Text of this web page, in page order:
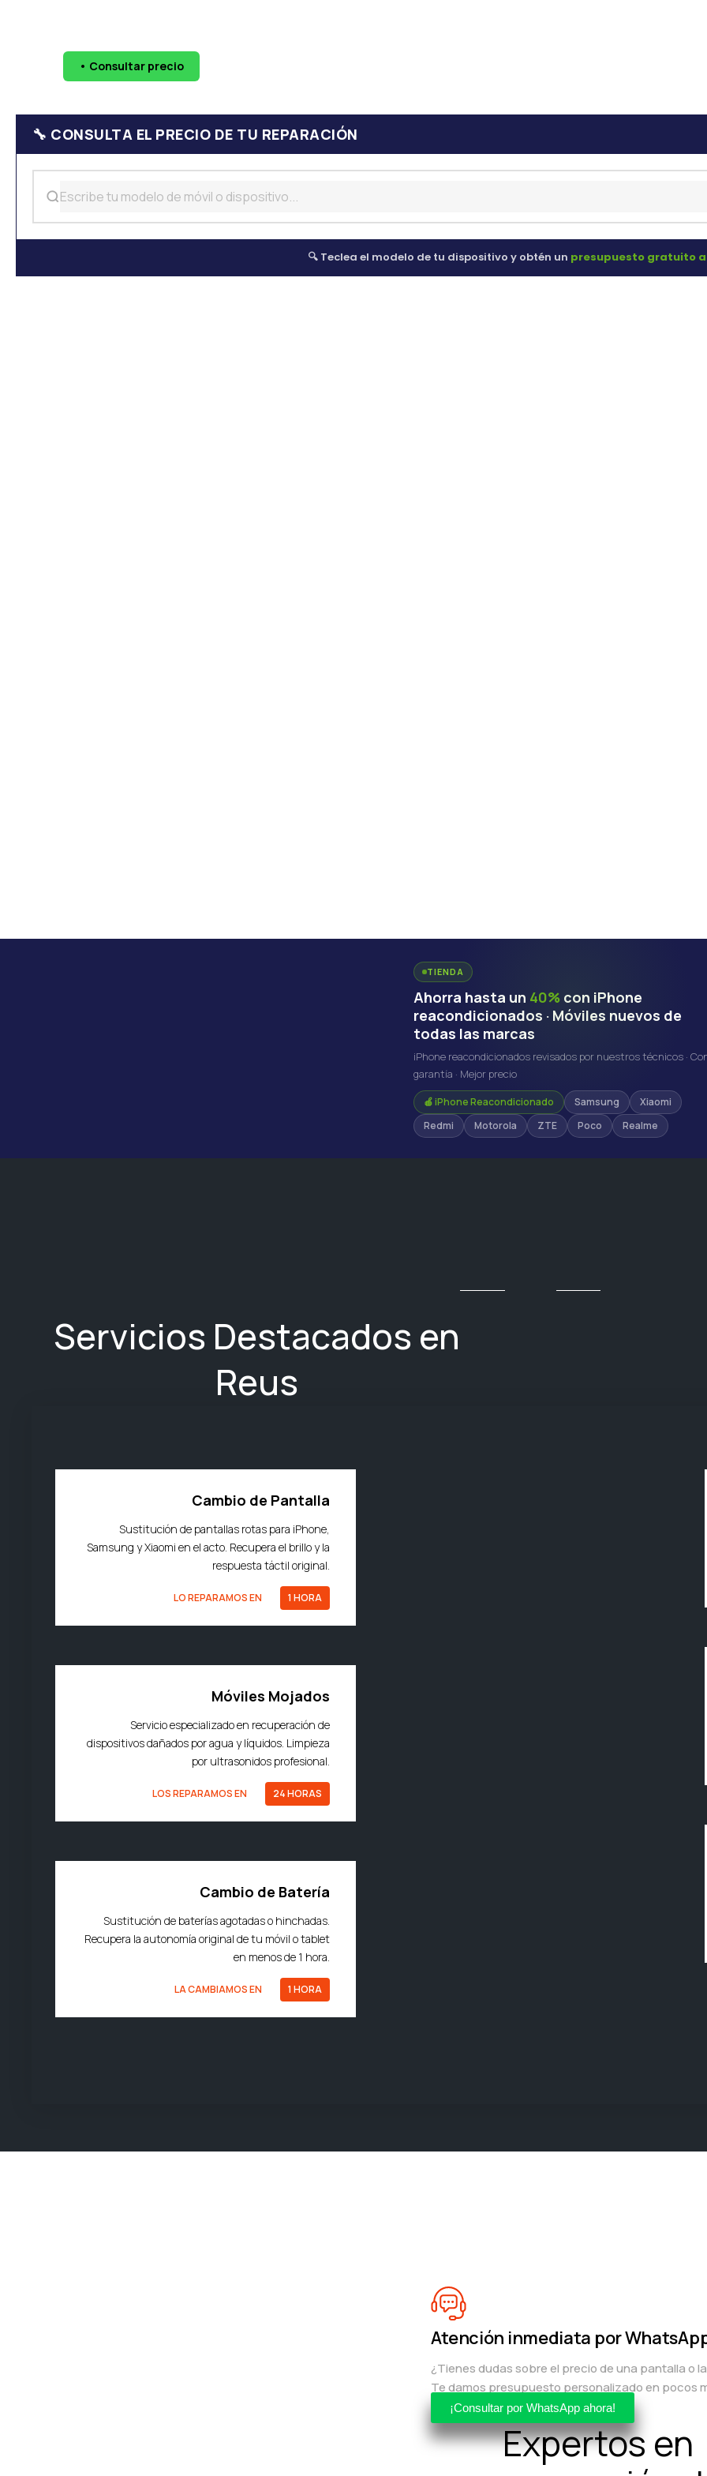
• Consultar precio
🔧 CONSULTA EL PRECIO DE TU REPARACIÓN
🔍 Teclea el modelo de tu dispositivo y obtén un presupuesto gratuito
TIENDA
Ahorra hasta un 40% con iPhone
reacondicionados · Móviles nuevos de
todas las marcas
iPhone reacondicionados revisados por nuestros técnicos ·
garantía · Mejor precio
🍎 iPhone Reacondicionado Samsung
Xiaomi
Redmi
Motorola ZTE Poco Realme
Servicios Destacados en
Reus
Cambio de Pantalla
Sustitución de pantallas rotas para iPhone,
Samsung y Xiaomi en el acto. Recupera el brillo y la
respuesta táctil original.
LO REPARAMOS EN 1 HORA
Móviles Mojados
Servicio especializado en recuperación de
dispositivos dañados por agua y líquidos. Limpieza
por ultrasonidos profesional.
LOS REPARAMOS EN 24 HORAS
Cambio de Batería
Sustitución de baterías agotadas o hinchadas.
Recupera la autonomía original de tu móvil o tablet
en menos de 1 hora.
LA CAMBIAMOS EN 1 HORA
Atención inmediata por
¿Tienes dudas sobre el precio de una pantalla o
Te damos presupuesto personalizado en pocos
¡Consultar por WhatsApp ahora!
Expertos en